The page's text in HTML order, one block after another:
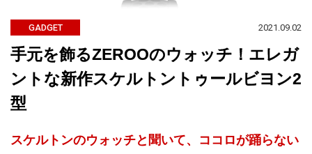
GADGET 2021.09.02
手元を飾るZEROOのウォッチ！エレガ
ントな新作スケルトントゥールビヨン2
型
スケルトンのウォッチと聞いて、ココロが踊らない